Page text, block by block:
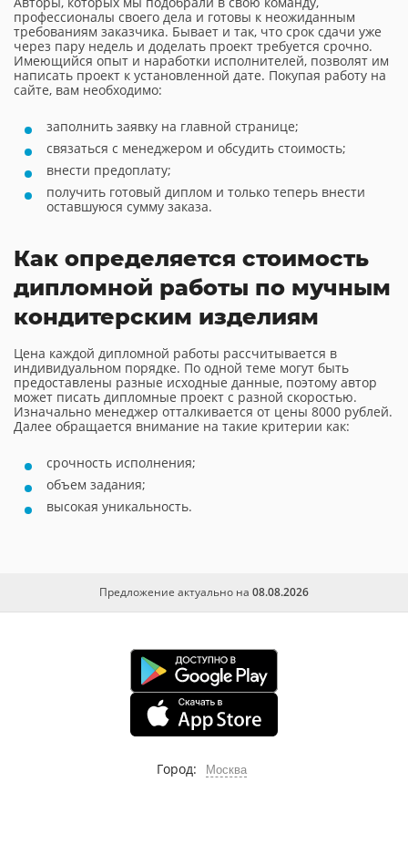
профессионалы своего дела и готовы к неожиданным
требованиям заказчика. Бывает и так, что срок сдачи уже
через пару недель и доделать проект требуется срочно.
Имеющийся опыт и наработки исполнителей, позволят им
написать проект к установленной дате. Покупая работу на
сайте, вам необходимо:
заполнить заявку на главной странице;
связаться с менеджером и обсудить стоимость;
внести предоплату;
получить готовый диплом и только теперь внести
оставшуюся сумму заказа.
Как определяется стоимость
дипломной работы по мучным
кондитерским изделиям
Цена каждой дипломной работы рассчитывается в
индивидуальном порядке. По одной теме могут быть
предоставлены разные исходные данные, поэтому автор
может писать дипломные проект с разной скоростью.
Изначально менеджер отталкивается от цены 8000 рублей.
Далее обращается внимание на такие критерии как:
срочность исполнения;
объем задания;
высокая уникальность.
Предложение актуально на 08.08.2026
Город: Москва